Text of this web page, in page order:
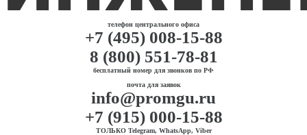
телефон центрального офиса
+7 (495) 008-15-88
8 (800) 551-78-81
бесплатный номер для звонков по РФ
почта для заявок
info@promgu.ru
+7 (915) 000-15-88
ТОЛЬКО Telegram, WhatsApp, Viber